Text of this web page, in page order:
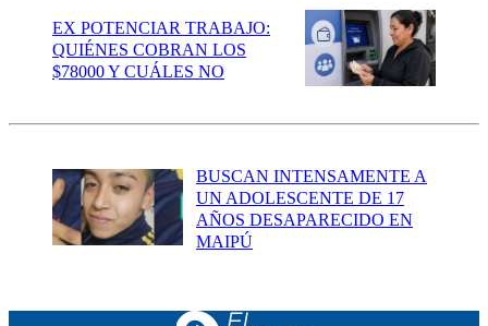
EX POTENCIAR TRABAJO:
QUIÉNES COBRAN LOS
$78000 Y CUÁLES NO
BUSCAN INTENSAMENTE A
UN ADOLESCENTE DE 17
AÑOS DESAPARECIDO EN
MAIPÚ